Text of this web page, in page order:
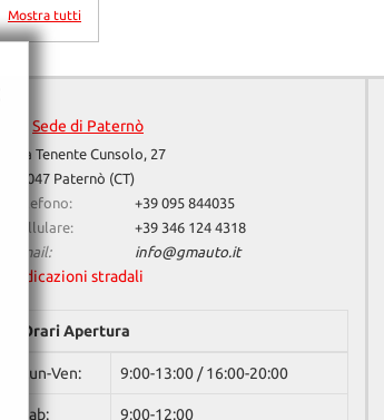
Mostra tutti
Sede di Paternò
Via Tenente Cunsolo, 27
95047 Paternò (CT)
Telefono:
+39 095 844035
Cellulare:
+39 346 124 4318
Email:
info@gmauto.it
Indicazioni stradali
Orari Apertura
Lun-Ven: 9:00-13:00 / 16:00-20:00
Sab: 9:00-12:00